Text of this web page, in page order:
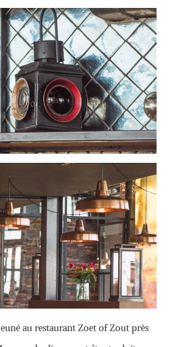
au restaurant Zoet of Zout près